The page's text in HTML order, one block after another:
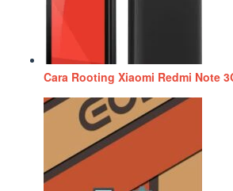
Cara Rooting Xiaomi Redmi Note